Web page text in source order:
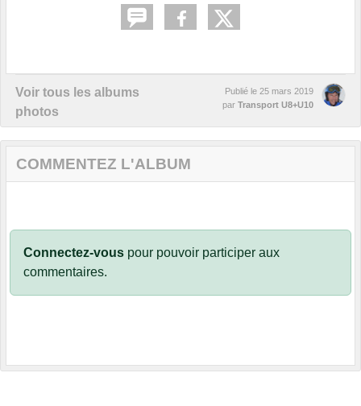
Voir tous les albums
photos
Publié le 25 mars 2019
par Transport U8+U10
COMMENTEZ L'ALBUM
Connectez-vous pour pouvoir participer aux
commentaires.